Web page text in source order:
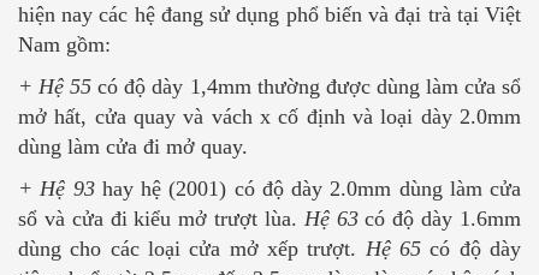
hiện nay các hệ đang sử dụng phổ biến và đại trà tại Việt
Nam gồm:
+ Hệ 55 có độ dày 1,4mm thường được dùng làm cửa sổ
mở hất, cửa quay và vách x cố định và loại dày 2.0mm
dùng làm cửa đi mở quay.
+ Hệ 93hay hệ (2001) có độ dày 2.0mm dùng làm cửa
sổ và cửa đi kiểu mở trượt lùa. Hệ 63có độ dày 1.6mm
dùng cho các loại cửa mở xếp trượt. Hệ 65 có độ dày